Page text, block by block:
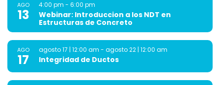
AGO
13
4:00 pm - 6:00 pm
Webinar: Introduccion a los NDT en
Estructuras de Concreto
AGO
17
agosto 17 | 12:00 am - agosto 22 | 12:00 am
Integridad de Ductos